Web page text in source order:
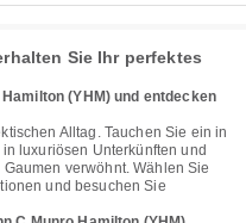
Sie Ihr perfektes
(YHM) und entdecken
Alltag. Tauchen Sie ein in
luxuriösen Unterkünften und
verwöhnt. Wählen Sie
und besuchen Sie